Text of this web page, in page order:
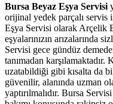
Bursa Beyaz Eşya Servisi
orijinal yedek parçalı servis
Eşya Servisi olarak Arçelik
eşyalarınızın arızalarında
Servisi gece gündüz
tanımadan karşılamaktadır.
uzatabildiği gibi kısalta da
güvenilir, alanında uzman
yaptırılmalıdır. Bursa